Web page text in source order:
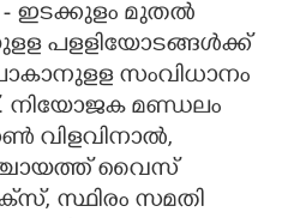
- ഇടക്കുളം മുതൽ
പളളിയോടങ്ങൾക്ക്
സംവിധാനം
മണ്ഡലം
വൈസ്
സ്ഥിരം സമതി